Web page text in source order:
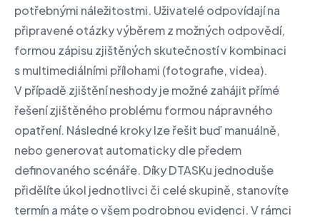
potřebnými náležitostmi. Uživatelé odpovídají na
připravené otázky výběrem z možných odpovědí,
formou zápisu zjištěných skutečností v kombinaci
s multimediálními přílohami (fotografie, videa).
V případě zjištění neshody je možné zahájit přímé
řešení zjištěného problému formou nápravného
opatření. Následné kroky lze řešit buď manuálně,
nebo generovat automaticky dle předem
definovaného scénáře. Díky DTASKu jednoduše
přidělíte úkol jednotlivci či celé skupině, stanovíte
termín a máte o všem podrobnou evidenci. V rámci